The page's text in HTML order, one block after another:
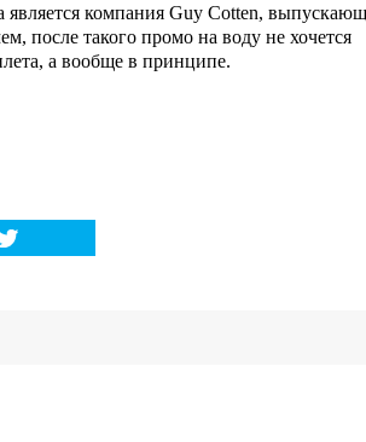
является компания Guy Cotten,
после такого промо на воду не хочется
а вообще в принципе.